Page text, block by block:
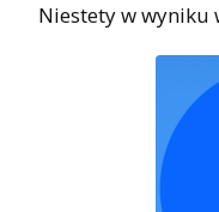
Niestety w wyniku